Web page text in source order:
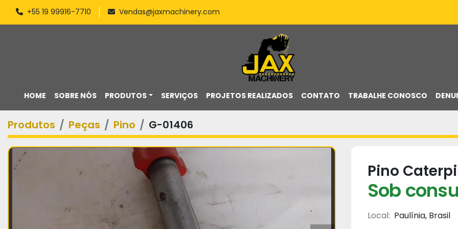
+55 19 99916-7710 Vendas@jaxmachinery.com
HOME PRODUTOS
SOBRE NÓS SERVIÇOS PROJETOS REALIZADOS CONTATO TRABALHE CONOSCO
Produtos Peças Pino G-01406
Pino
Sob
Local: Paulínia, Brasil